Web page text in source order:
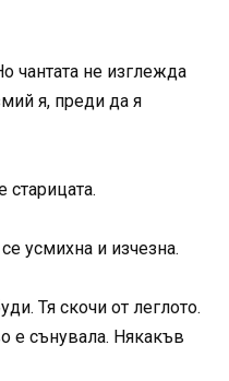
чантата не изглежда
я, преди да я
усмихна и изчезна.
Тя скочи от леглото.
е сънувала. Някакъв